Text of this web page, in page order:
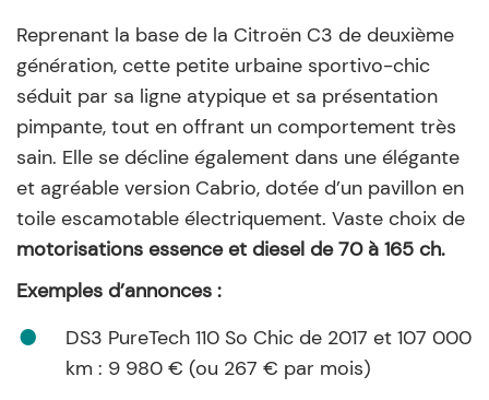
Reprenant la base de la Citroën C3 de deuxième
génération, cette petite urbaine sportivo-chic
séduit par sa ligne atypique et sa présentation
pimpante, tout en offrant un comportement très
sain. Elle se décline également dans une élégante
et agréable version Cabrio, dotée d’un pavillon en
toile escamotable électriquement. Vaste choix de
motorisations essence et diesel de 70 à 165 ch.
Exemples d’annonces :
DS3 PureTech 110 So Chic de 2017 et 107 000
km : 9 980 € (ou 267 € par mois)